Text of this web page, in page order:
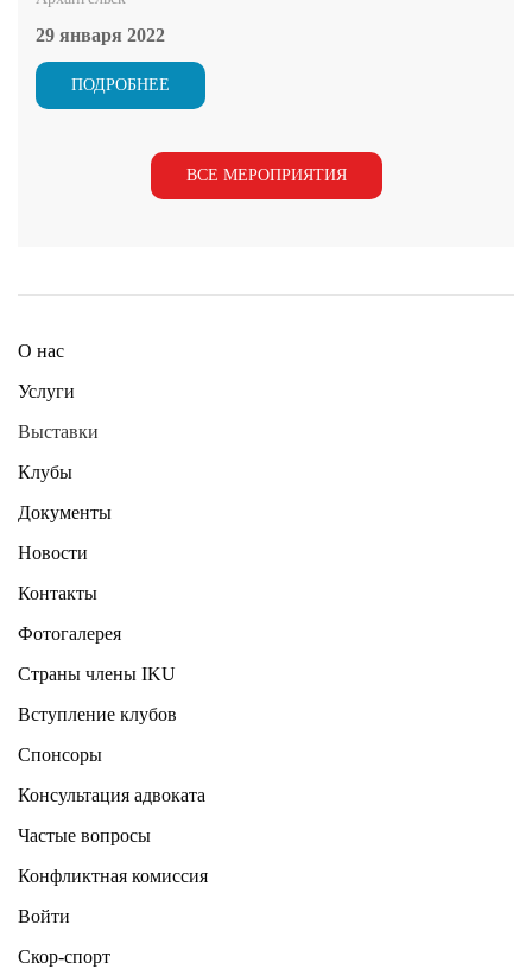
29 января 2022
ПОДРОБНЕЕ
ВСЕ МЕРОПРИЯТИЯ
О нас
Услуги
Выставки
Клубы
Документы
Новости
Контакты
Фотогалерея
Страны члены IKU
Вступление клубов​
Спонсоры
Консультация адвоката ​
Частые вопросы
Конфликтная комиссия
Войти
Скор-спорт